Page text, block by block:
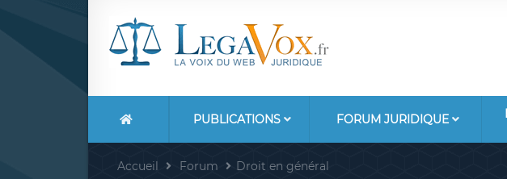
PUBLICATIONS FORUM JURIDIQUE
Accueil Forum Droit en général